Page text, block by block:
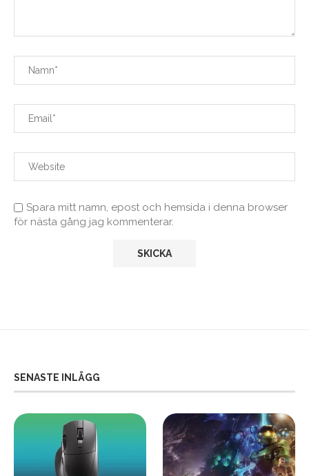
Spara mitt namn, epost och hemsida i denna browser
för nästa gång jag kommenterar.
SENASTE INLÄGG